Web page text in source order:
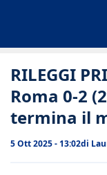
RILEGGI
Roma 0-2
termina il
5 Ott 2025 - 13:02di